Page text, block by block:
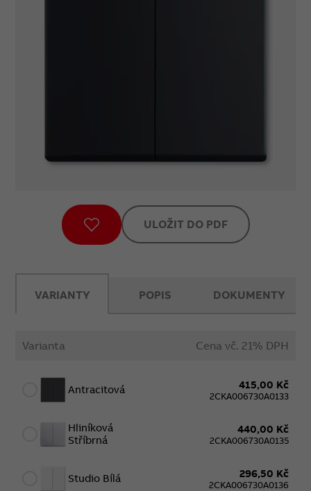
ULOŽIT DO PDF
VARIANTY
Varianta Cena vč. 21% DPH
Antracitová 415,00 Kč
2CKA006730A0133
Hliníková
Stříbrná
440,00 Kč
2CKA006730A0135
Studio Bílá 296,50 Kč
2CKA006730A0136
POPIS DOKUMENTY